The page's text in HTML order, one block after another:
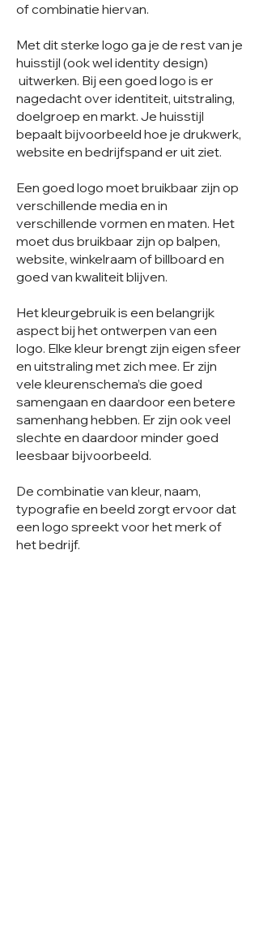
of combinatie hiervan.
Met dit sterke logo ga je de rest van je
huisstijl (ook wel identity design)
uitwerken. Bij een goed logo is er
nagedacht over identiteit, uitstraling,
doelgroep en markt. Je huisstijl
bepaalt bijvoorbeeld hoe je drukwerk,
website en bedrijfspand er uit ziet.
Een goed logo moet bruikbaar zijn op
verschillende media en in
verschillende vormen en maten. Het
moet dus bruikbaar zijn op balpen,
website, winkelraam of billboard en
goed van kwaliteit blijven.
Het kleurgebruik is een belangrijk
aspect bij het ontwerpen van een
logo. Elke kleur brengt zijn eigen sfeer
en uitstraling met zich mee. Er zijn
vele kleurenschema’s die goed
samengaan en daardoor een betere
samenhang hebben. Er zijn ook veel
slechte en daardoor minder goed
leesbaar bijvoorbeeld.
De combinatie van kleur, naam,
typografie en beeld zorgt ervoor dat
een logo spreekt voor het merk of
het bedrijf.